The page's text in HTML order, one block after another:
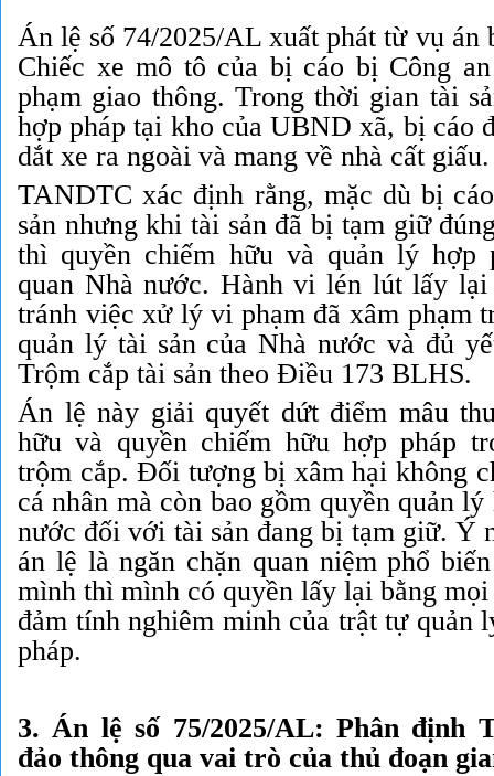
Án lệ số 74/2025/AL xuất phát từ vụ
Chiếc xe mô tô của bị cáo bị Công
phạm giao thông. Trong thời gian tài
hợp pháp tại kho của UBND xã, bị cáo
dắt xe ra ngoài và mang về nhà cất giấu.
TANDTC xác định rằng, mặc dù bị
sản nhưng khi tài sản đã bị tạm giữ
thì quyền chiếm hữu và quản lý hợp
quan Nhà nước. Hành vi lén lút lấy lại
tránh việc xử lý vi phạm đã xâm phạm
quản lý tài sản của Nhà nước và đủ
Trộm cắp tài sản theo Điều 173 BLHS.
Án lệ này giải quyết dứt điểm mâu
hữu và quyền chiếm hữu hợp pháp
trộm cắp. Đối tượng bị xâm hại không
cá nhân mà còn bao gồm quyền quản
nước đối với tài sản đang bị tạm giữ. Ý
án lệ là ngăn chặn quan niệm phổ
mình thì mình có quyền lấy lại bằng mọi
đảm tính nghiêm minh của trật tự quản
pháp.
3. Án lệ số 75/2025/AL: Phân định
đảo thông qua vai trò của thủ đoạn